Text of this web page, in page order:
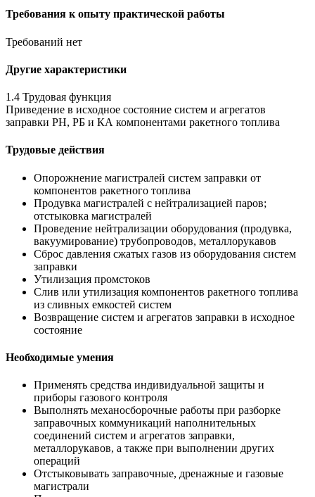
Требования к опыту практической работы
Требований нет
Другие характеристики
1.4 Трудовая функция
Приведение в исходное состояние систем и агрегатов
заправки РН, РБ и КА компонентами ракетного топлива
Трудовые действия
Опорожнение магистралей систем заправки от
компонентов ракетного топлива
Продувка магистралей с нейтрализацией паров;
отстыковка магистралей
Проведение нейтрализации оборудования (продувка,
вакуумирование) трубопроводов, металлорукавов
Сброс давления сжатых газов из оборудования систем
заправки
Утилизация промстоков
Слив или утилизация компонентов ракетного топлива
из сливных емкостей систем
Возвращение систем и агрегатов заправки в исходное
состояние
Необходимые умения
Применять средства индивидуальной защиты и
приборы газового контроля
Выполнять механосборочные работы при разборке
заправочных коммуникаций наполнительных
соединений систем и агрегатов заправки,
металлорукавов, а также при выполнении других
операций
Отстыковывать заправочные, дренажные и газовые
магистрали